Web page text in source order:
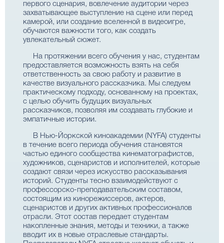
первого сценария, вовлечение аудитории через
захватывающее выступление на сцене или перед
камерой, или создание вселенной в видеоигре,
обучаются важности того, как создать
увлекательный сюжет.
На протяжении всего обучения у нас, студентам
предоставляется возможность взять на себя
ответственность за свою работу и развитие в
качестве визуального рассказчика. Мы следуем
практическому подходу, основанному на проектах,
с целью обучить будущих визуальных
рассказчиков, позволяя им создавать глубокие и
эмпатичные истории.
В Нью-Йоркской киноакадемии (NYFA) студенты
в течение всего периода обучения становятся
частью единого сообщества кинематографистов,
художников, сценаристов и исполнителей, которые
создают связи через искусство рассказывания
историй. Студенты тесно взаимодействуют с
профессорско-преподавательским составом,
состоящим из кинорежиссеров, актеров,
сценаристов и других активных профессионалов
отрасли. Этот состав передает студентам
накопленные знания, методы и техники, а также
вводит их в новые отраслевые стандарты.